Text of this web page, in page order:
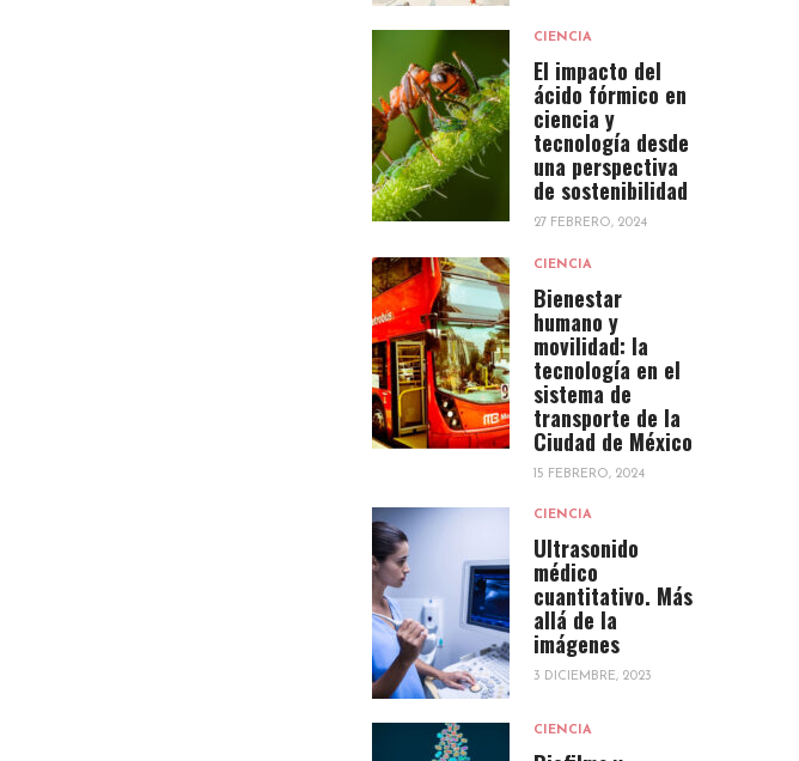
CIENCIA
El impacto del
ácido fórmico en
ciencia y
tecnología desde
una perspectiva
de sostenibilidad
27 FEBRERO, 2024
CIENCIA
Bienestar
humano y
movilidad: la
tecnología en el
sistema de
transporte de la
Ciudad de México
15 FEBRERO, 2024
CIENCIA
Ultrasonido
médico
cuantitativo. Más
allá de la
imágenes
3 DICIEMBRE, 2023
CIENCIA